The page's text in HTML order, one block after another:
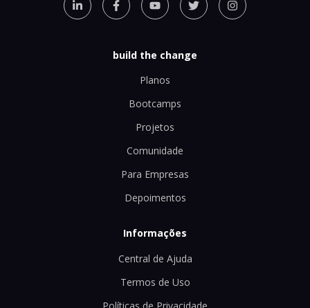
build the change
Planos
Bootcamps
Projetos
Comunidade
Para Empresas
Depoimentos
Informações
Central de Ajuda
Termos de Uso